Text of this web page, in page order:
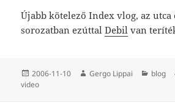
Újabb kötelező Index vlog, az
sorozatban ezúttalDebil van
Közzétéve
2006-11-10 Szerző
Gergo Lippai blog
video